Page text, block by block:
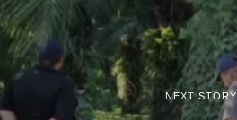
NEXT STORY